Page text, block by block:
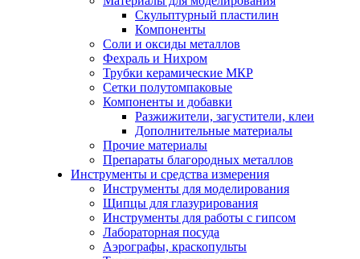
Скульптурный пластилин
Компоненты
Соли и оксиды металлов
Фехраль и Нихром
Трубки керамические МКР
Сетки полутомпаковые
Компоненты и добавки
Разжижители, загустители, клеи
Дополнительные материалы
Прочие материалы
Препараты благородных металлов
Инструменты и средства измерения
Инструменты для моделирования
Щипцы для глазурирования
Инструменты для работы с гипсом
Лабораторная посуда
Аэрографы, краскопульты